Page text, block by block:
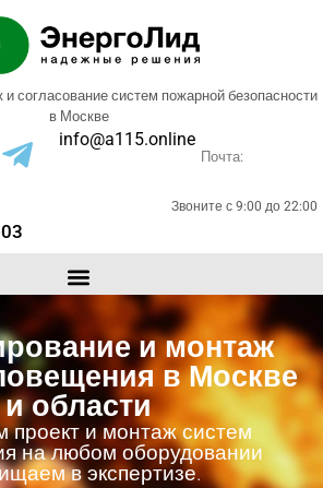
согласование систем пожарной безопасности
в Москве
Почта:
info@a115.online
Звоните с 9:00 до 22:00
и монтаж
в Москве
и области
проект и монтаж систем
на любом оборудовании
в экспертизе.